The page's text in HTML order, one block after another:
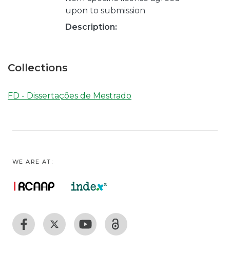
upon to submission
Description:
Collections
FD - Dissertações de Mestrado
WE ARE AT: